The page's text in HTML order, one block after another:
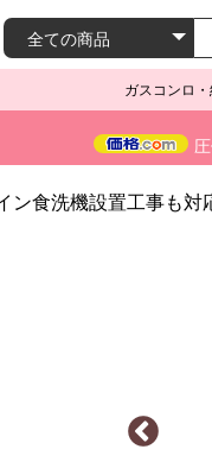
ガスコンロ